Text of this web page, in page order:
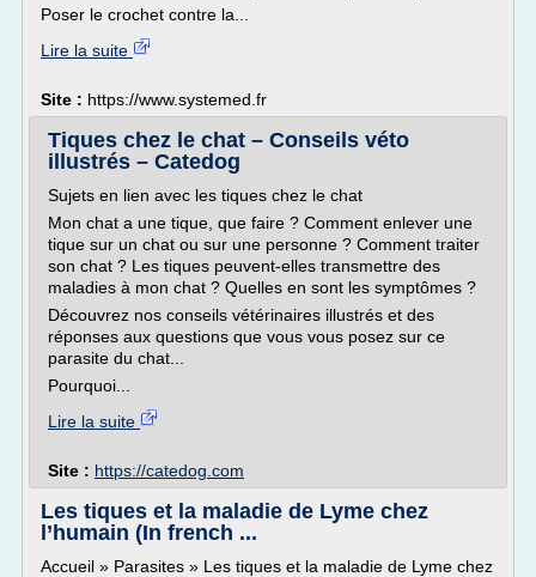
Poser le crochet contre la...
Lire la suite
Site : https://www.systemed.fr
Tiques chez le chat – Conseils véto
illustrés – Catedog
Sujets en lien avec les tiques chez le chat
Mon chat a une tique, que faire ? Comment enlever une
tique sur un chat ou sur une personne ? Comment traiter
son chat ? Les tiques peuvent-elles transmettre des
maladies à mon chat ? Quelles en sont les symptômes ?
Découvrez nos conseils vétérinaires illustrés et des
réponses aux questions que vous vous posez sur ce
parasite du chat...
Pourquoi...
Lire la suite
Site : https://catedog.com
Les tiques et la maladie de Lyme chez
l’humain (In french ...
Accueil » Parasites » Les tiques et la maladie de Lyme chez